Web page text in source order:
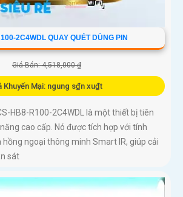
2C4WDL QUAY QUÉT DÙNG PIN
Giá Bán: 4,518,000 ₫
Khuyến Mại: ngung s₫n xu₫t
HB8-R100-2C4WDL là một thiết bị tiên
cao cấp. Nó được tích hợp với tính
ngoại thông minh Smart IR, giúp cải
sát